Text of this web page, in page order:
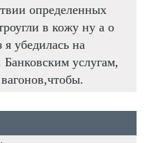
определенных
в кожу ну а о
я убедилась на
услугам,